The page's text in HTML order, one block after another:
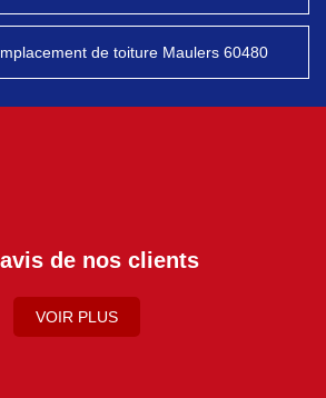
de toiture Maulers 60480
de nos clients
VOIR PLUS